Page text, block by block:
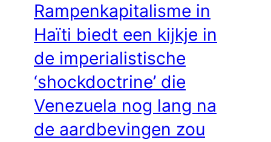
Rampenkapitalisme in
Haïti biedt een kijkje in
de imperialistische
‘shockdoctrine’ die
Venezuela nog lang na
de aardbevingen zou